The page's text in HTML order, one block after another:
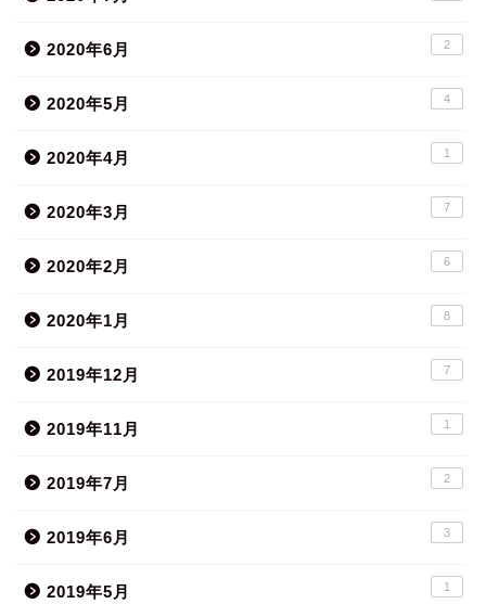
2020年6月 2
2020年5月 4
2020年4月 1
2020年3月 7
2020年2月 6
2020年1月 8
2019年12月 7
2019年11月 1
2019年7月 2
2019年6月 3
2019年5月 1